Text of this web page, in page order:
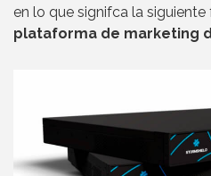
en lo que signifca la siguiente
plataforma de marketing